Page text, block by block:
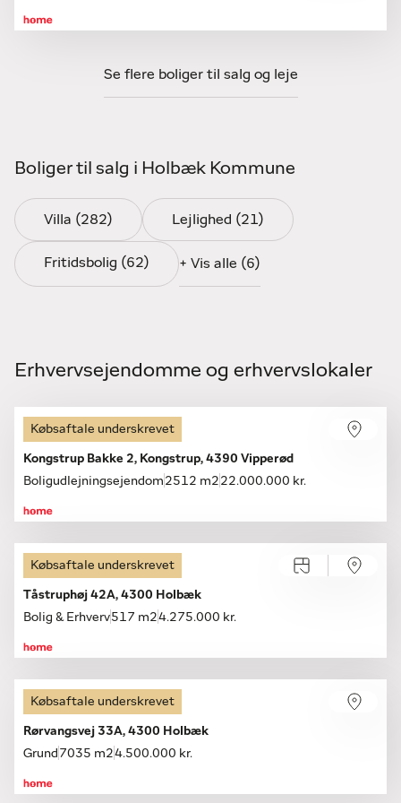
fritids- og helårsgrunde – samt erhvervsejendomme
Markedsføringen er skræddersyet til den enkelte
plads
Hos home Holbæk følger vi op hele vejen. Det er vores
løfte, at du får den bedst mulige service, og at alle
detaljer er ordnet, før du overdrager nøglerne. Vores
personlige team møder dig med begge ben på jorden –
Som din ejendomsmægler Holbæk står vi klar til at give
en uforpligtende samtale om dit boligsalg eller boligkøb.
Besøg os i butikken eller ring, så finder vi sammen den
Se flere boliger til salg og leje
Boliger til salg i Holbæk Kommune
Villa (282) Lejlighed (21)
Fritidsbolig (62) + Vis alle (6)
Erhvervsejendomme og erhvervslokaler
Købsaftale underskrevet
Kongstrup Bakke 2, Kongstrup, 4390 Vipperød
Boligudlejningsejendom 2512 m2 22.000.000 kr.
Købsaftale underskrevet
Tåstruphøj 42A, 4300 Holbæk
Bolig & Erhverv517 m24.275.000 kr.
Købsaftale underskrevet
Rørvangsvej 33A, 4300 Holbæk
Grund 7035 m24.500.000 kr.